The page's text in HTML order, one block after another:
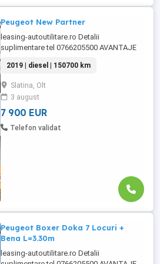
Peugeot New Partner
leasing-autoutilitare.ro Detalii
suplimentare tel 0766205500 AVANTAJE
-GRATUIT Ulei+filtre la predare -Servicii
RAR -Eliberare numere provizorii -Control
tehnic al calitatii -Posibilitate Buy Back -
Posibilitate finantare leasing -Consultanta
pe ...
2019 | diesel | 150700 km
Slatina, Olt
3 august
7 900 EUR
Telefon validat
Peugeot Boxer Doka 7 Locuri +
Bena L=3.30m
leasing-autoutilitare.ro Detalii